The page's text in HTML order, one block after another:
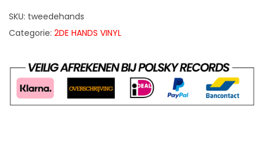
SKU: tweedehands
Categorie: 2DE HANDS VINYL